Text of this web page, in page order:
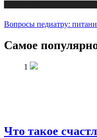
Вопросы педиатру:
Самое
1
Что такое